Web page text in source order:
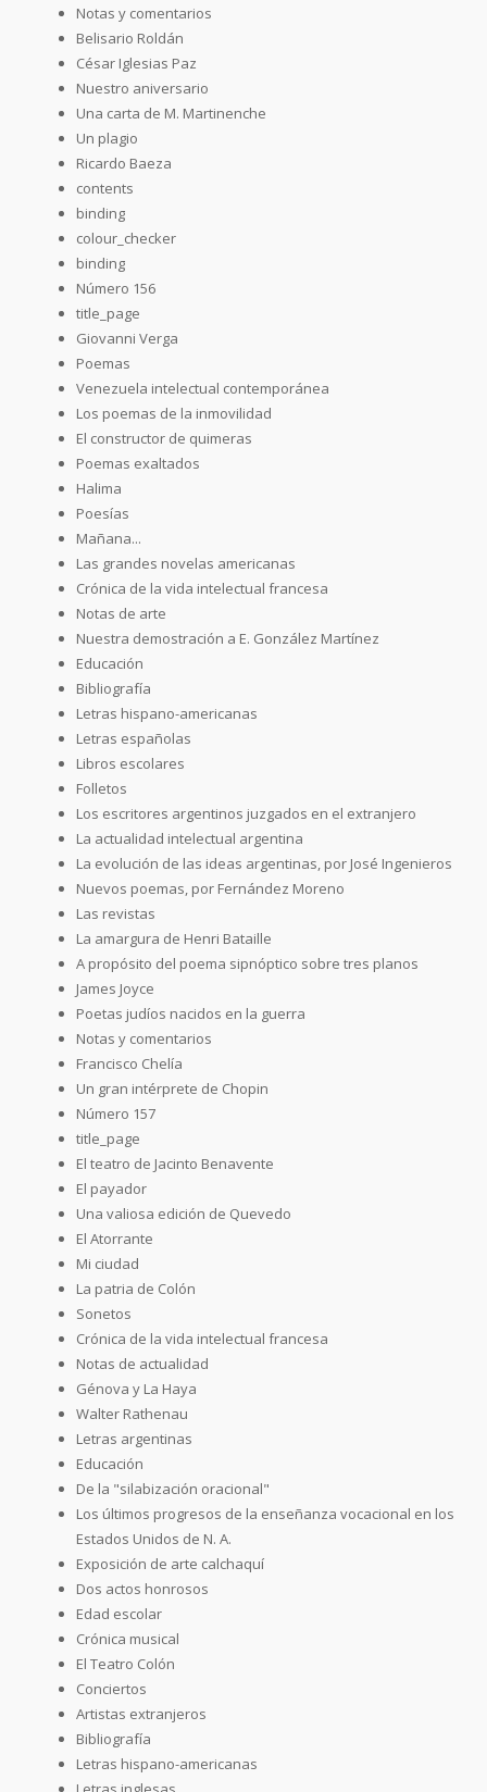
Notas y comentarios
Belisario Roldán
César Iglesias Paz
Nuestro aniversario
Una carta de M. Martinenche
Un plagio
Ricardo Baeza
contents
binding
colour_checker
binding
Número 156
title_page
Giovanni Verga
Poemas
Venezuela intelectual contemporánea
Los poemas de la inmovilidad
El constructor de quimeras
Poemas exaltados
Halima
Poesías
Mañana...
Las grandes novelas americanas
Crónica de la vida intelectual francesa
Notas de arte
Nuestra demostración a E. González Martínez
Educación
Bibliografía
Letras hispano-americanas
Letras españolas
Libros escolares
Folletos
Los escritores argentinos juzgados en el extranjero
La actualidad intelectual argentina
La evolución de las ideas argentinas, por José Ingenieros
Nuevos poemas, por Fernández Moreno
Las revistas
La amargura de Henri Bataille
A propósito del poema sipnóptico sobre tres planos
James Joyce
Poetas judíos nacidos en la guerra
Notas y comentarios
Francisco Chelía
Un gran intérprete de Chopin
Número 157
title_page
El teatro de Jacinto Benavente
El payador
Una valiosa edición de Quevedo
El Atorrante
Mi ciudad
La patria de Colón
Sonetos
Crónica de la vida intelectual francesa
Notas de actualidad
Génova y La Haya
Walter Rathenau
Letras argentinas
Educación
De la "silabización oracional"
Los últimos progresos de la enseñanza vocacional en los
Estados Unidos de N. A.
Exposición de arte calchaquí
Dos actos honrosos
Edad escolar
Crónica musical
El Teatro Colón
Conciertos
Artistas extranjeros
Bibliografía
Letras hispano-americanas